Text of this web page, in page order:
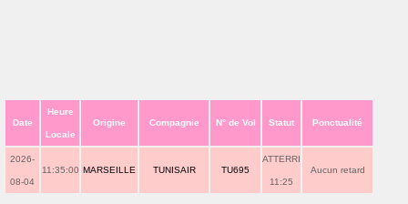
Date
Heure
Locale
Origine Compagnie N° de Vol Statut Ponctualité
2026-
08-04
11:35:00 MARSEILLE TUNISAIR TU695
ATTERRI
11:25
Aucun retard